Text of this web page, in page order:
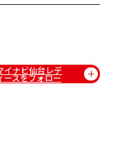
イナビ仙台レデ
ースをフォロー